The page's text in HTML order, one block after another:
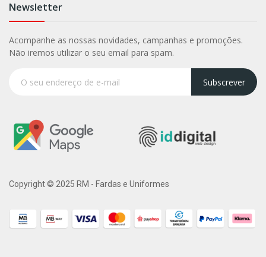
Newsletter
Acompanhe as nossas novidades, campanhas e promoções.
Não iremos utilizar o seu email para spam.
Subscrever
Copyright © 2025 RM - Fardas e Uniformes